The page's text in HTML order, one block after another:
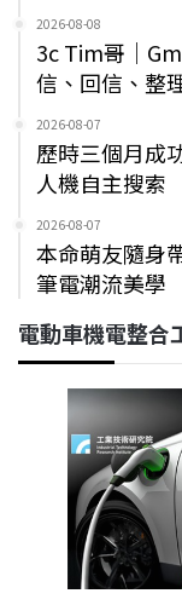
2026-08-08
3c Tim哥｜
信、回信、整
2026-08-07
歷時三個月成
人機自主搜索
2026-08-07
本命萌友隨身
筆電潮流美學
電動車機電整合